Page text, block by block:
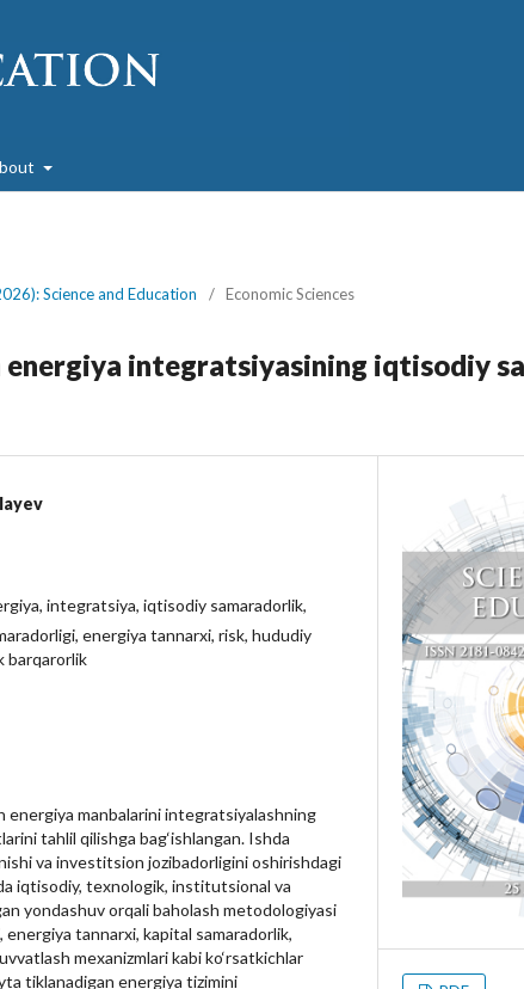
Science and Education / Economic Sciences
integratsiyasining iqtisodiy
integratsiya, iqtisodiy samaradorlik,
energiya tannarxi, risk, hududiy
barqarorlik
manbalarini integratsiyalashning
tahlil qilishga bag‘ishlangan. Ishda
va investitsion jozibadorligini oshirishdagi
iqtisodiy, texnologik, institutsional va
yondashuv orqali baholash metodologiyasi
tannarxi, kapital samaradorlik,
mexanizmlari kabi ko‘rsatkichlar
tiklanadigan energiya tizimini